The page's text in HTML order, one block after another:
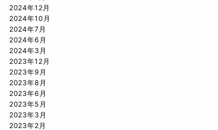
2024年12月
2024年10月
2024年7月
2024年6月
2024年3月
2023年12月
2023年9月
2023年8月
2023年6月
2023年5月
2023年3月
2023年2月